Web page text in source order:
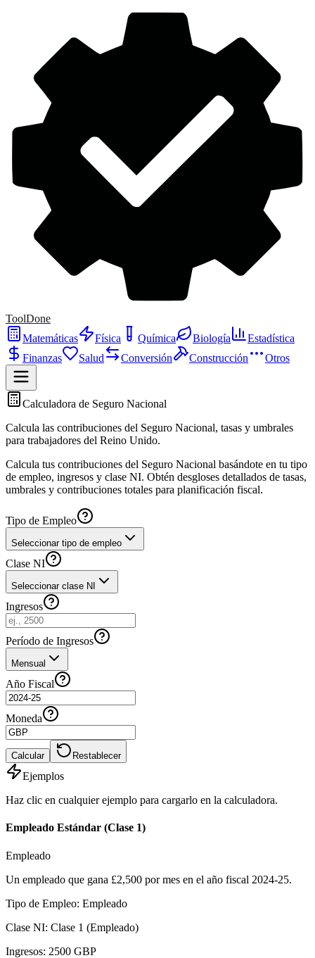
ToolDone
Matemáticas
Física Química Biología
Estadística
Finanzas
Salud Conversión Construcción Otros
Calculadora de Seguro Nacional
Calcula las contribuciones del Seguro Nacional, tasas y umbrales
para trabajadores del Reino Unido.
Calcula tus contribuciones del Seguro Nacional basándote en tu tipo
de empleo, ingresos y clase NI. Obtén desgloses detallados de tasas,
umbrales y contribuciones totales para planificación fiscal.
Tipo de Empleo
Seleccionar tipo de empleo
Clase NI
Seleccionar clase NI
Ingresos
Período de Ingresos
Mensual
Año Fiscal
Moneda
Calcular Restablecer
Ejemplos
Haz clic en cualquier ejemplo para cargarlo en la calculadora.
Empleado Estándar (Clase 1)
Empleado
Un empleado que gana £2,500 por mes en el año fiscal 2024-25.
Tipo de Empleo: Empleado
Clase NI: Clase 1 (Empleado)
Ingresos: 2500 GBP